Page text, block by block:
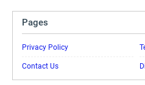
Pages
Privacy Policy
Contact Us